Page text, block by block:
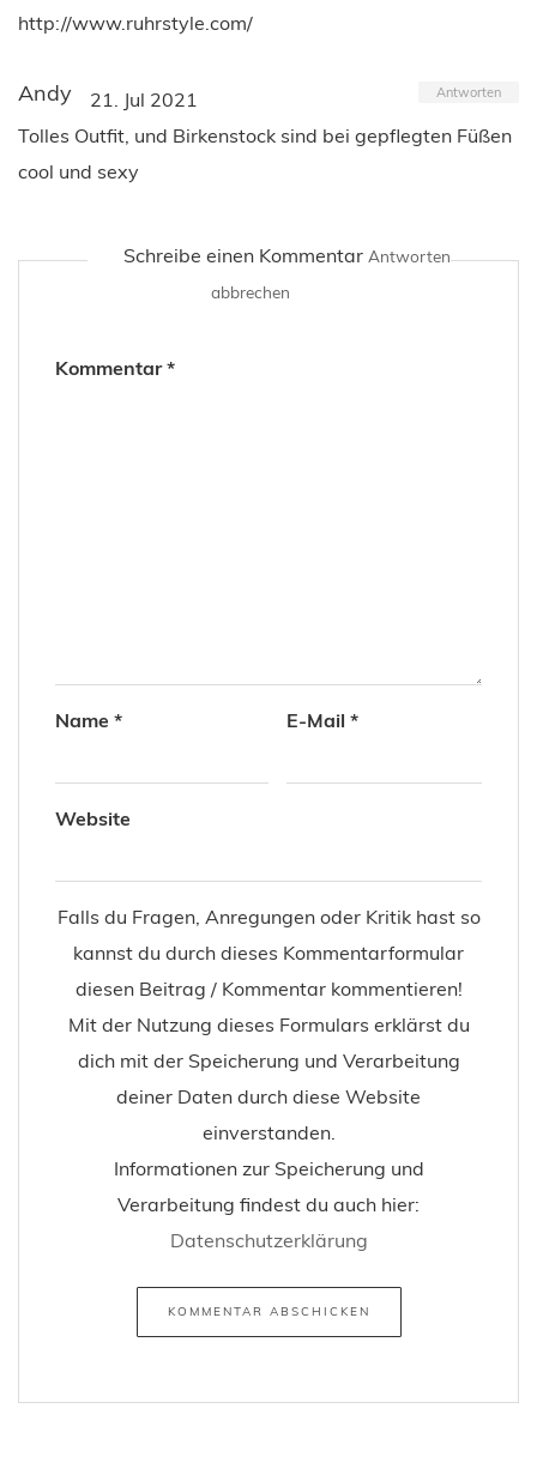
http://www.ruhrstyle.com/
Andy 21. Jul 2021 Antworten
Tolles Outfit, und Birkenstock sind bei gepflegten Füßen
cool und sexy
Schreibe einen Kommentar Antworten
abbrechen
Kommentar*
Name * E-Mail *
Website
Falls du Fragen, Anregungen oder Kritik hast so
kannst du durch dieses Kommentarformular
diesen Beitrag / Kommentar kommentieren!
Mit der Nutzung dieses Formulars erklärst du
dich mit der Speicherung und Verarbeitung
deiner Daten durch diese Website
einverstanden.
Informationen zur Speicherung und
Verarbeitung findest du auch hier:
Datenschutzerklärung